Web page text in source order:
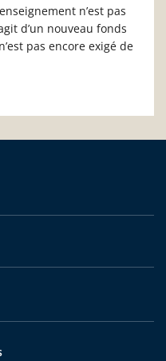
n’est pas
d’un nouveau fonds
pas encore exigé de